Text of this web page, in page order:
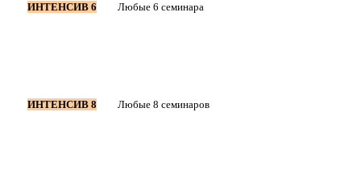
ИНТЕНСИВ 6 Любые 6 семинара
ИНТЕНСИВ 8 Любые 8 семинаров